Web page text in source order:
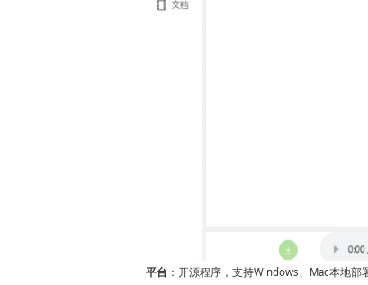
平台 ：开源程序，支持Windows、Mac本地